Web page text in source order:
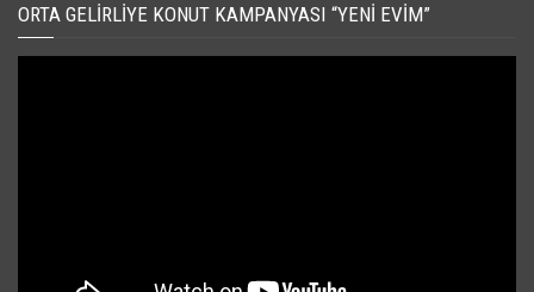
ORTA GELIRLIYE KONUT KAMPANYASI “YENI EVIM”